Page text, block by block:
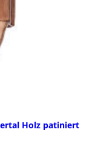
Holz patiniert